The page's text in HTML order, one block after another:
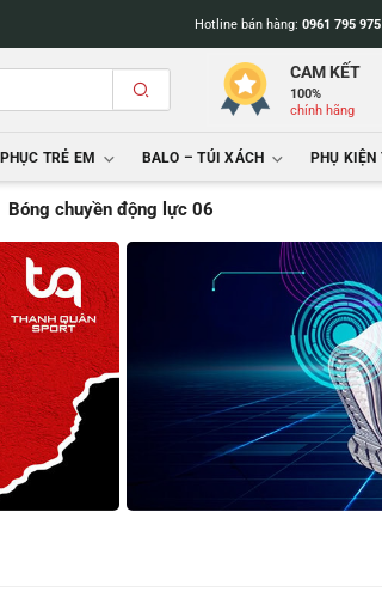
Hotline bán hàng: 0961 795 975
CAM KẾT
100%
chính hãng
TRẺ EM BALO – TÚI XÁCH PHỤ KIỆN
Bóng chuyền động lực 06